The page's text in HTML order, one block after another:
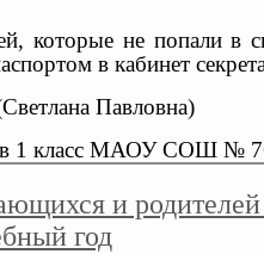
которые не попали в
в кабинет
Павловна)
в 1 класс МАОУ СОШ №
и
год